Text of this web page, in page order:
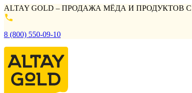
ALTAY GOLD – ПРОДАЖА МЁДА И ПРОДУКТОВ
8 (800) 550-09-10